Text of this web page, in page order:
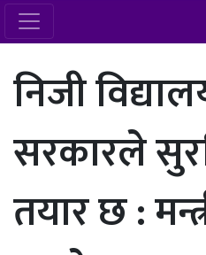
निजी
सरकारले
तयार छ :